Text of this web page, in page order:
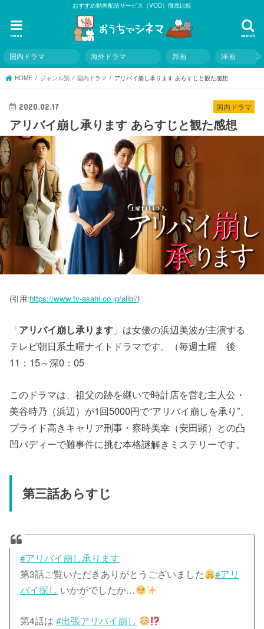
おすすめ動画配信サービス（VOD）徹底比較
search
menu
国内ドラマ 海外ドラマ 邦画 洋画
HOME ジャンル別 国内ドラマ アリバイ崩し承ります あらすじと観た感想
国内ドラマ
2020.02.17
アリバイ崩し承ります あらすじと観た感想
(引用:https://www.tv-asahi.co.jp/alibi/)
「アリバイ崩し承ります 」は女優の浜辺美波が主演する
テレビ朝日系土曜ナイトドラマです。（毎週土曜 後
11：15～深0：05
このドラマは、祖父の跡を継いで時計店を営む主人公・
美谷時乃（浜辺）が1回5000円で“アリバイ崩しを承り”、
プライド高きキャリア刑事・察時美幸（安田顕）との凸
凹バディーで難事件に挑む本格謎解きミステリーです。
第三話あらすじ
#アリバイ崩し承ります
第3話ご覧いただきありがとうございました
#アリ
バイ探し いかがでしたか…
第4話は#出張アリバイ崩し